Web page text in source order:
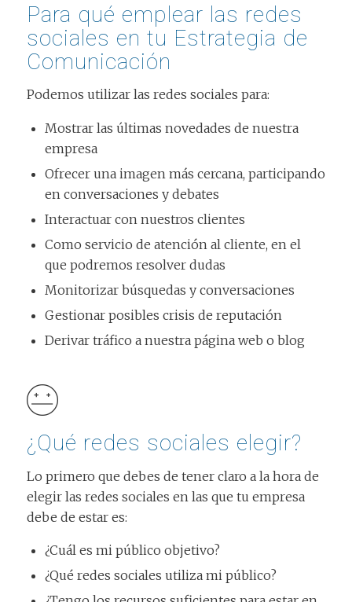
Para qué emplear las redes
sociales en tu Estrategia de
Comunicación
Podemos utilizar las redes sociales para:
Mostrar las últimas novedades de nuestra
empresa
Ofrecer una imagen más cercana, participando
en conversaciones y debates
Interactuar con nuestros clientes
Como servicio de atención al cliente, en el
que podremos resolver dudas
Monitorizar búsquedas y conversaciones
Gestionar posibles crisis de reputación
Derivar tráfico a nuestra página web o blog
¿Qué redes sociales elegir?
Lo primero que debes de tener claro a la hora de
elegir las redes sociales en las que tu empresa
debe de estar es:
¿Cuál es mi público objetivo?
¿Qué redes sociales utiliza mi público?